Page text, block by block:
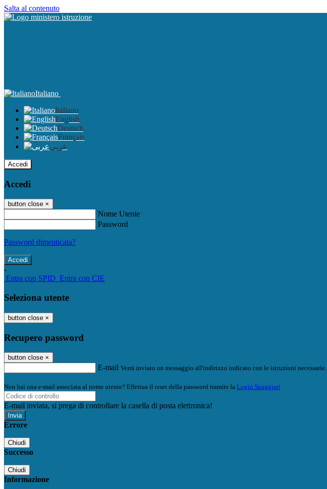
Salta al contenuto
Italiano
Italiano
English
Deutsch
Français
عربى
Accedi
Accedi
button close ×
Nome Utente
Password
Password dimenticata?
-
Entra con SPID Entra con CIE
Seleziona utente
button close ×
Recupero password
button close ×
E-mail Verrà inviato un messaggio all'indirizzo indicato con le istruzioni necessarie.
Non hai una e-mail associata al nome utente? Effettua il reset della password tramite la Login Spaggiari
E-mail inviata, si prega di controllare la casella di posta elettronica!
Errore
Chiudi
Successo
Chiudi
Informazione